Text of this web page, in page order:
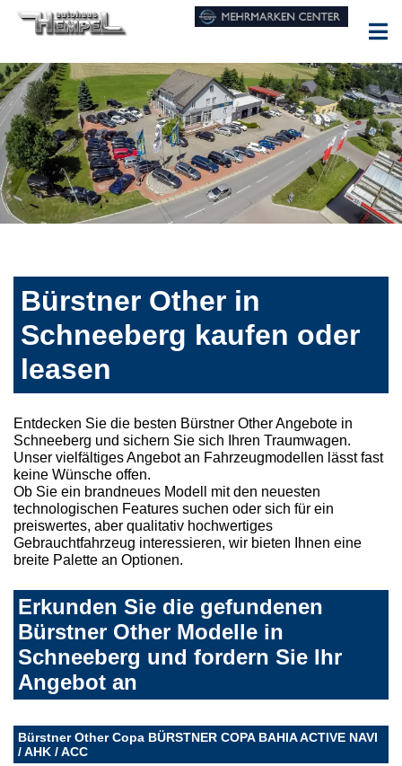
Bürstner Other in
Schneeberg kaufen oder
leasen
Entdecken Sie die besten Bürstner Other Angebote in
Schneeberg und sichern Sie sich Ihren Traumwagen.
Unser vielfältiges Angebot an Fahrzeugmodellen lässt fast
keine Wünsche offen.
Ob Sie ein brandneues Modell mit den neuesten
technologischen Features suchen oder sich für ein
preiswertes, aber qualitativ hochwertiges
Gebrauchtfahrzeug interessieren, wir bieten Ihnen eine
breite Palette an Optionen.
Erkunden Sie die gefundenen
Bürstner Other Modelle in
Schneeberg und fordern Sie Ihr
Angebot an
Bürstner Other Copa BÜRSTNER COPA BAHIA ACTIVE NAVI
/ AHK / ACC